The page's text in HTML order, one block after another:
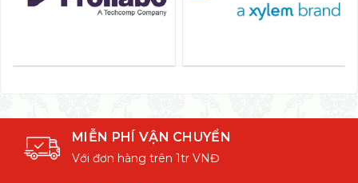
MIỄN PHÍ VẬN CHUYỂN
Với đơn hàng trên 1tr VNĐ